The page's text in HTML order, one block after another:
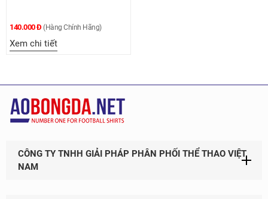
140.000 Đ (Hàng Chính Hãng)
Xem chi tiết
CÔNG TY TNHH GIẢI PHÁP PHÂN PHỐI THỂ THAO VIỆT
NAM